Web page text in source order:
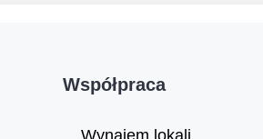
Współpraca
Wynajem lokali